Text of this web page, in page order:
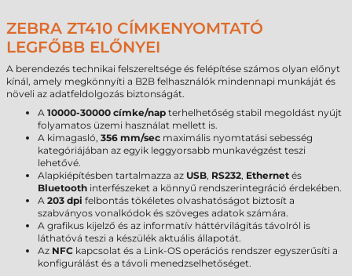
ZEBRA ZT410 CÍMKENYOMTATÓ
LEGFŐBB ELŐNYEI
A berendezés technikai felszereltsége és felépítése számos olyan előnyt
kínál, amely megkönnyíti a B2B felhasználók mindennapi munkáját és
növeli az adatfeldolgozás biztonságát.
A 10000-30000 címke/nap terhelhetőség stabil megoldást nyújt
folyamatos üzemi használat mellett is.
A kimagasló, 356 mm/sec maximális nyomtatási sebesség
kategóriájában az egyik leggyorsabb munkavégzést teszi
lehetővé.
Alapkiépítésben tartalmazza az USB, RS232, Ethernet és
Bluetooth interfészeket a könnyű rendszerintegráció érdekében.
A 203 dpi felbontás tökéletes olvashatóságot biztosít a
szabványos vonalkódok és szöveges adatok számára.
A grafikus kijelző és az informatív háttérvilágítás távolról is
láthatóvá teszi a készülék aktuális állapotát.
Az NFC kapcsolat és a Link-OS operációs rendszer egyszerűsíti a
konfigurálást és a távoli menedzselhetőséget.